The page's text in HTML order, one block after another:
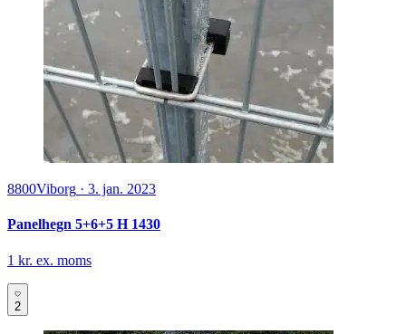
8800Viborg · 3. jan. 2023
Panelhegn 5+6+5 H 1430
1 kr. ex. moms
2